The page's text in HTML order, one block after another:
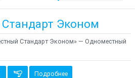
Эконом
Стандарт Эконом» — Одноместный
Подробнее